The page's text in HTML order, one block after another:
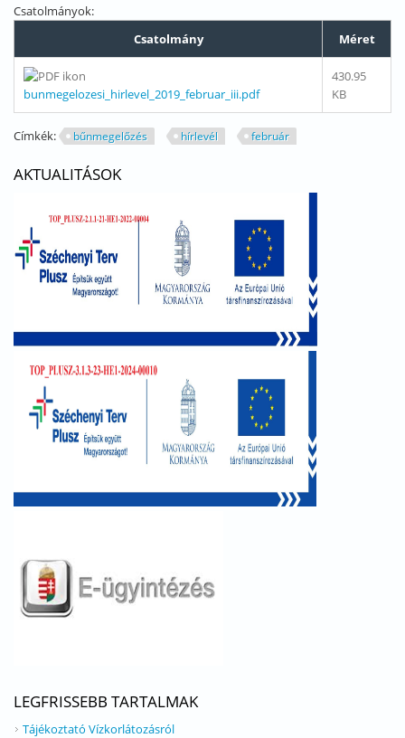
Csatolmányok:
Csatolmány
Méret
bunmegelozesi_hirlevel_2019_februar_iii.pdf
430.95
KB
Címkék: bűnmegelőzés hírlevél február
AKTUALITÁSOK
LEGFRISSEBB TARTALMAK
Tájékoztató Vízkorlátozásról